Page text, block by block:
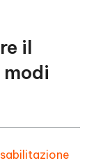
il
modi